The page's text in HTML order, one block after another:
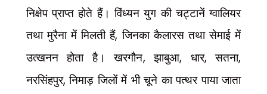
निक्षेप प्राप्त होते हैं। विंध्यन युग की चट्टानें ग्वालियर
तथा मुरैना में मिलती हैं,जिनका कैलारस तथा सेमाई में
उत्खनन होता है। खरगौन,झाबुआ, धार,सतना,
नरसिंहपुर,निमाड़ जिलों में भी चूने का पत्थर पाया जाता